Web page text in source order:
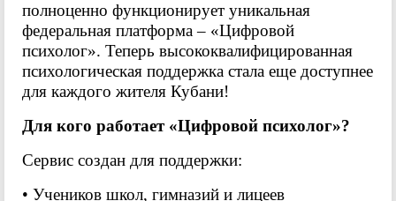
полноценно функционирует уникальная
федеральная платформа – «Цифровой
психолог». Теперь высококвалифицированная
психологическая поддержка стала еще доступнее
для каждого жителя Кубани!
Для кого работает «Цифровой психолог»?
Сервис создан для поддержки:
• Учеников школ, гимназий и лицеев